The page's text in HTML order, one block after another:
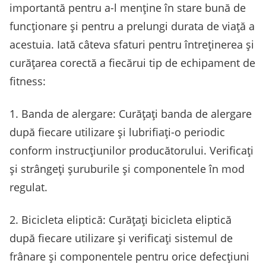
importantă pentru a-l menține în stare bună de
funcționare și pentru a prelungi durata de viață a
acestuia. Iată câteva sfaturi pentru întreținerea și
curățarea corectă a fiecărui tip de echipament de
fitness:
1. Banda de alergare: Curățați banda de alergare
după fiecare utilizare și lubrifiați-o periodic
conform instrucțiunilor producătorului. Verificați
și strângeți șuruburile și componentele în mod
regulat.
2. Bicicleta eliptică: Curățați bicicleta eliptică
după fiecare utilizare și verificați sistemul de
frânare și componentele pentru orice defecțiuni